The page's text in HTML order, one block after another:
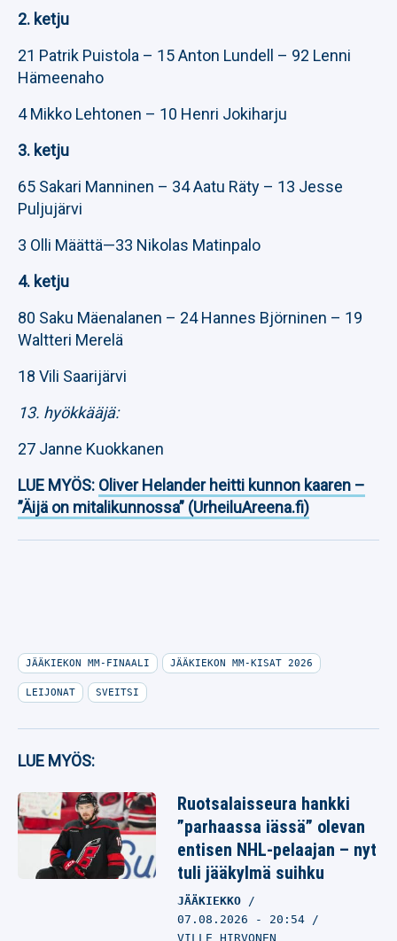
2. ketju
21 Patrik Puistola – 15 Anton Lundell – 92 Lenni
Hämeenaho
4 Mikko Lehtonen – 10 Henri Jokiharju
3. ketju
65 Sakari Manninen – 34 Aatu Räty – 13 Jesse
Puljujärvi
3 Olli Määttä—33 Nikolas Matinpalo
4. ketju
80 Saku Mäenalanen – 24 Hannes Björninen – 19
Waltteri Merelä
18 Vili Saarijärvi
13. hyökkääjä:
27 Janne Kuokkanen
LUE MYÖS: Oliver Helander heitti kunnon kaaren –
”Äijä on mitalikunnossa” (UrheiluAreena.fi)
JÄÄKIEKON MM-FINAALI JÄÄKIEKON MM-KISAT 2026
LEIJONAT SVEITSI
LUE MYÖS:
Ruotsalaisseura hankki
”parhaassa iässä” olevan
entisen NHL-pelaajan – nyt
tuli jääkylmä suihku
JÄÄKIEKKO
07.08.2026 - 20:54
VILLE HIRVONEN